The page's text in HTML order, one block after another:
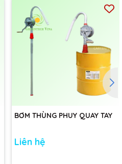
BƠM THÙNG PHUY QUAY TAY
Liên hệ